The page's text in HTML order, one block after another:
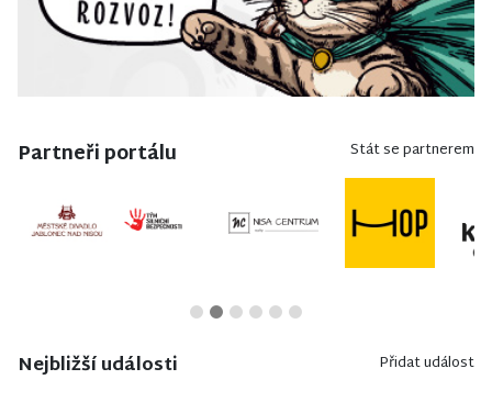
Partneři portálu Stát se partnerem
Nejbližší události Přidat událost